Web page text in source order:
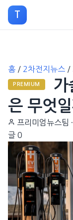
T
홈 / 2차전지뉴스 /
PREMIUM
가
은 무엇
프리미엄뉴스팀 ·
글 0